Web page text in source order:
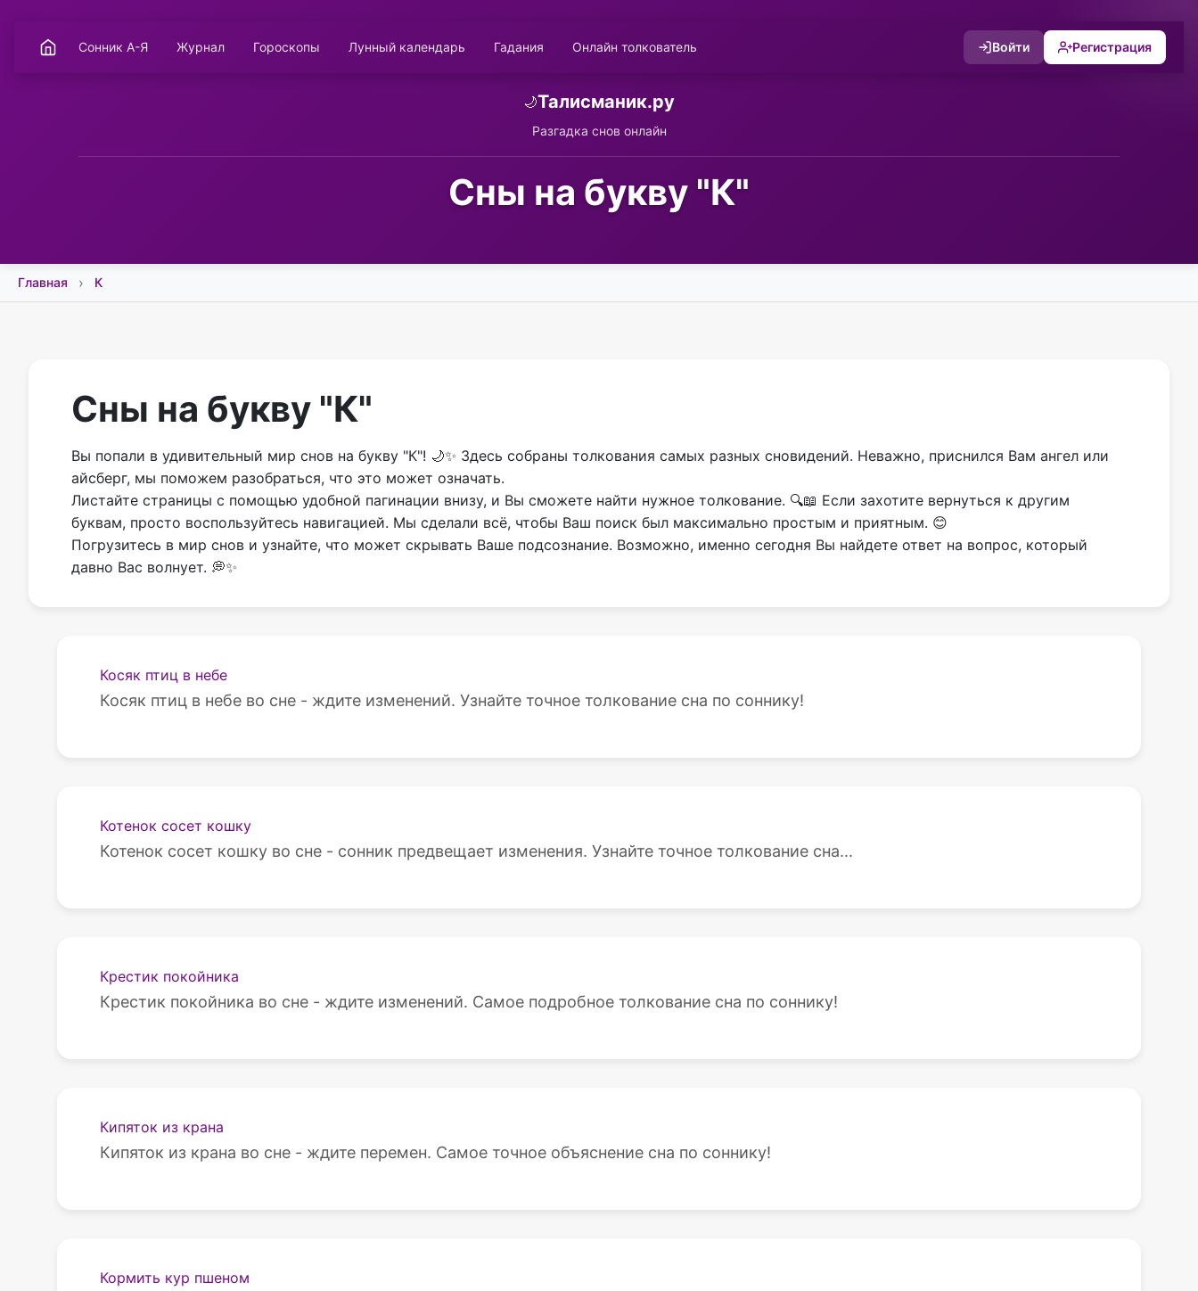
Сонник А-Я Журнал Гороскопы Лунный календарь Гадания Онлайн толкователь Войти Регистрация
🌙Талисманик.ру
Разгадка снов онлайн
Сны на букву "К"
Главная К
Сны на букву "К"
Вы попали в удивительный мир снов на букву "К"! 🌙✨ Здесь собраны толкования самых разных сновидений. Неважно, приснился Вам ангел или
айсберг, мы поможем разобраться, что это может означать.
Листайте страницы с помощью удобной пагинации внизу, и Вы сможете найти нужное толкование. 🔍📖 Если захотите вернуться к другим
буквам, просто воспользуйтесь навигацией. Мы сделали всё, чтобы Ваш поиск был максимально простым и приятным. 😊
Погрузитесь в мир снов и узнайте, что может скрывать Ваше подсознание. Возможно, именно сегодня Вы найдете ответ на вопрос, который
давно Вас волнует. 💭✨
Косяк птиц в небе
Косяк птиц в небе во сне - ждите изменений. Узнайте точное толкование сна по соннику!
Котенок сосет кошку
Котенок сосет кошку во сне - сонник предвещает изменения. Узнайте точное толкование сна...
Крестик покойника
Крестик покойника во сне - ждите изменений. Самое подробное толкование сна по соннику!
Кипяток из крана
Кипяток из крана во сне - ждите перемен. Самое точное объяснение сна по соннику!
Кормить кур пшеном